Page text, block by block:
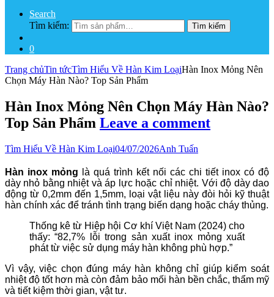
Search
Tìm kiếm:
Tìm kiếm
0
Trang chủTin tứcTìm Hiểu Về Hàn Kim LoạiHàn Inox Mỏng Nên
Chọn Máy Hàn Nào? Top Sản Phẩm
Hàn Inox Mỏng Nên Chọn Máy Hàn Nào?
Top Sản Phẩm Leave a comment
Tìm Hiểu Về Hàn Kim Loại04/07/2026Anh Tuấn
Hàn inox mỏng là quá trình kết nối các chi tiết inox có độ
dày nhỏ bằng nhiệt và áp lực hoặc chỉ nhiệt. Với độ dày dao
động từ 0,2mm đến 1,5mm, loại vật liệu này đòi hỏi kỹ thuật
hàn chính xác để tránh tình trạng biến dạng hoặc cháy thủng.
Thống kê từ Hiệp hội Cơ khí Việt Nam (2024) cho
thấy: “82,7% lỗi trong sản xuất inox mỏng xuất
phát từ việc sử dụng máy hàn không phù hợp.”
Vì vậy, việc chọn đúng máy hàn không chỉ giúp kiểm soát
nhiệt độ tốt hơn mà còn đảm bảo mối hàn bền chắc, thẩm mỹ
và tiết kiệm thời gian, vật tư.